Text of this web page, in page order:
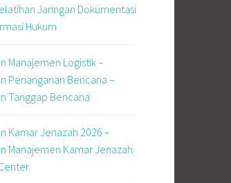
Jaringan Dokumentasi
Hukum
Manajemen Logistik –
Penanganan Bencana –
Tanggap Bencana
Kamar Jenazah 2026 –
Manajemen Kamar Jenazah